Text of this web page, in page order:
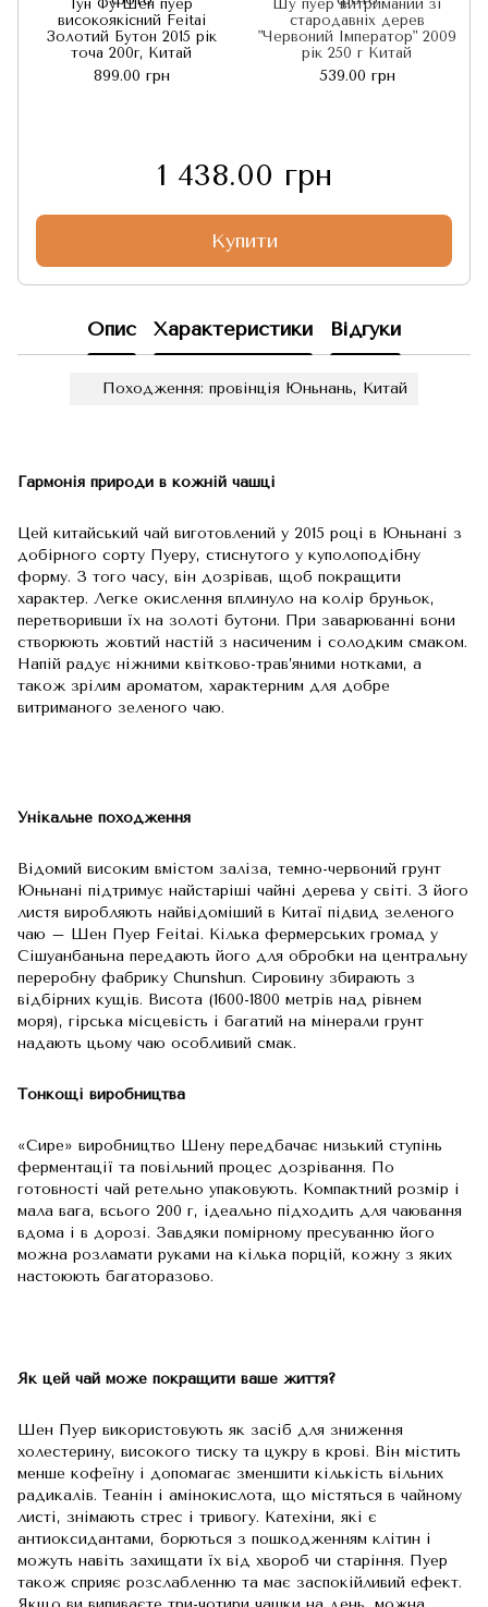
Гун Фу Шен пуер
високоякісний Feitai
Золотий Бутон 2015 рік
точа 200г, Китай
899.00 грн
Шу пуер витриманий зі
стародавніх дерев
"Червоний Імператор" 2009
рік 250 г Китай
539.00 грн
1 438.00 грн
Купити
Опис Характеристики Відгуки
Походження: провінція Юньнань, Китай
Гармонія природи в кожній чашці
Цей китайський чай виготовлений у 2015 році в Юньнані з
добірного сорту Пуеру, стиснутого у куполоподібну
форму. З того часу, він дозрівав, щоб покращити
характер. Легке окислення вплинуло на колір бруньок,
перетворивши їх на золоті бутони. При заварюванні вони
створюють жовтий настій з насиченим і солодким смаком.
Напій радує ніжними квітково-трав’яними нотками, а
також зрілим ароматом, характерним для добре
витриманого зеленого чаю.
Унікальне походження
Відомий високим вмістом заліза, темно-червоний грунт
Юньнані підтримує найстаріші чайні дерева у світі. З його
листя виробляють найвідоміший в Китаї підвид зеленого
чаю – Шен Пуер Feitai. Кілька фермерських громад у
Сішуанбаньна передають його для обробки на центральну
переробну фабрику Chunshun. Сировину збирають з
відбірних кущів. Висота (1600-1800 метрів над рівнем
моря), гірська місцевість і багатий на мінерали грунт
надають цьому чаю особливий смак.
Тонкощі виробництва
«Сире» виробництво Шену передбачає низький ступінь
ферментації та повільний процес дозрівання. По
готовності чай ретельно упаковують. Компактний розмір і
мала вага, всього 200 г, ідеально підходить для чаювання
вдома і в дорозі. Завдяки помірному пресуванню його
можна розламати руками на кілька порцій, кожну з яких
настоюють багаторазово.
Як цей чай може покращити ваше життя?
Шен Пуер використовують як засіб для зниження
холестерину, високого тиску та цукру в крові. Він містить
менше кофеїну і допомагає зменшити кількість вільних
радикалів. Теанін і амінокислота, що містяться в чайному
листі, знімають стрес і тривогу. Катехіни, які є
антиоксидантами, борються з пошкодженням клітин і
можуть навіть захищати їх від хвороб чи старіння. Пуер
також сприяє розслабленню та має заспокійливий ефект.